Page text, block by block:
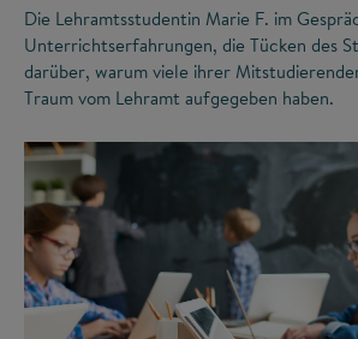
Die Lehramtsstudentin Marie F. im
Unterrichtserfahrungen, die Tücken des
darüber, warum viele ihrer
Traum vom Lehramt aufgegeben haben.